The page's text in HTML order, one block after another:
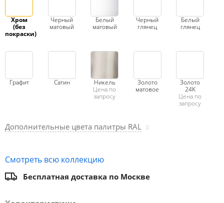
Хром
(без
покраски)
Черный
матовый
Белый
матовый
Черный
глянец
Белый
глянец
Графит Сатин
Никель
Цена по
запросу
Золото
матовое
Золото
24K
Цена по
запросу
Дополнительные цвета палитры RAL
Смотреть всю коллекцию
Бесплатная доставка по Москве